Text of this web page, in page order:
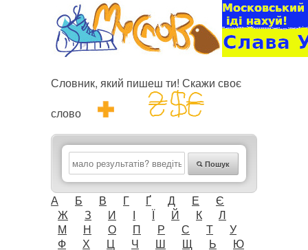
Словник, який пишеш ти! Скажи своє
слово
Пошук
А Б В Г Ґ Д Е
Є
Ж
З И І Ї Й К
Л
М
Н О П Р С Т
У
Ф
Х Ц Ч Ш Щ Ь
Ю